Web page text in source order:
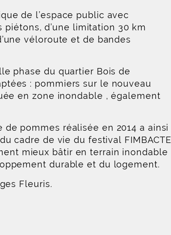
de l’espace public avec
d’une limitation 30 km
véloroute et de bandes
phase du quartier Bois de
: pommiers sur le nouveau
en zone inondable , également
pommes réalisée en 2014 a ainsi
cadre de vie du festival FIMBACTE
mieux bâtir en terrain inondable
durable et du logement.
Fleuris.